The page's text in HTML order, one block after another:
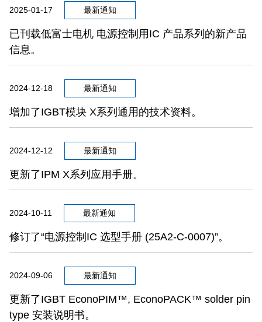
2025-01-17 最新通知
已刊载低富士电机 电源控制用IC 产品系列的新产品
信息。
2024-12-18 最新通知
增加了IGBT模块 X系列通用的技术资料。
2024-12-12 最新通知
更新了IPM X系列应用手册。
2024-10-11 最新通知
修订了“电源控制IC 选型手册 (25A2-C-0007)”。
2024-09-06 最新通知
更新了IGBT EconoPIM™, EconoPACK™ solder pin
type 安装说明书。